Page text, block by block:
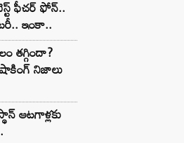
ఫీచర్ ఫోన్..
ఇంకా..
తగ్గిందా?
నిజాలు
ఆటగాళ్లకు